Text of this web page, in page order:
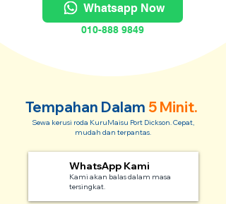
Whatsapp Now
010-888 9849
Tempahan Dalam 5 Minit.
Sewa kerusi roda KuruMaisu Port Dickson. Cepat,
mudah dan terpantas.
WhatsApp Kami
Kami akan balas dalam masa
tersingkat.